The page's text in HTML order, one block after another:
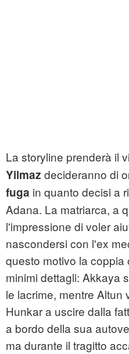
La storyline prenderà il
Yilmaz decideranno di
fuga in quanto decisi a
Adana. La matriarca, a
l'impressione di voler
nascondersi con l'ex
questo motivo la
minimi dettagli: Akkaya
le lacrime, mentre Altun
Hunkar a uscire dalla
a bordo della sua
ma durante il tragitto